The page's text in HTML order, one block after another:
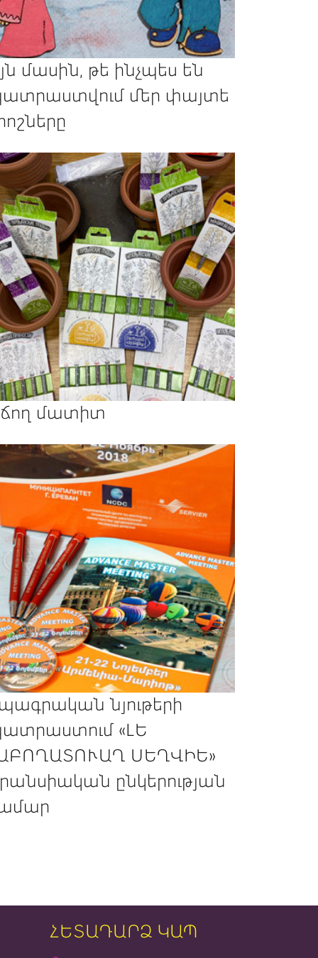
մասին, թե ինչպես են
մեր փայտե
մատիտ
նյութերի
«ԼԵ
ՍԵՂՎԻԵ»
ընկերության
ՀԵՏԱԴԱՐՁ ԿԱՊ